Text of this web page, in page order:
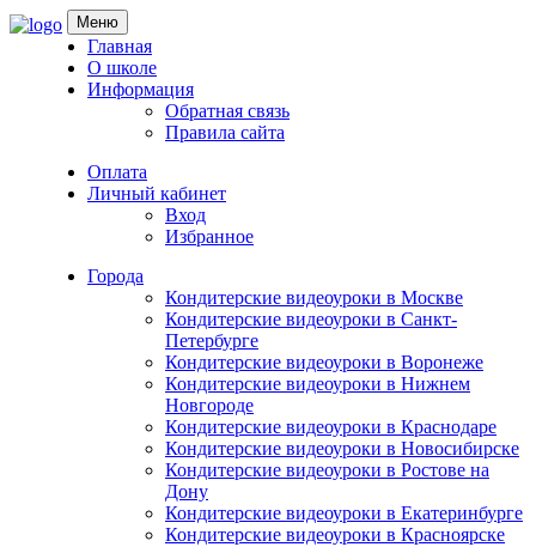
Skip
to
Меню
Главная
О школе
Информация
Обратная связь
Правила сайта
Оплата
Личный кабинет
Вход
Избранное
Города
Кондитерские видеоуроки в Москве
Кондитерские видеоуроки в Санкт-
Петербурге
Кондитерские видеоуроки в Воронеже
Кондитерские видеоуроки в Нижнем
Новгороде
Кондитерские видеоуроки в Краснодаре
Кондитерские видеоуроки в Новосибирске
Кондитерские видеоуроки в Ростове на
Дону
Кондитерские видеоуроки в Екатеринбурге
Кондитерские видеоуроки в Красноярске